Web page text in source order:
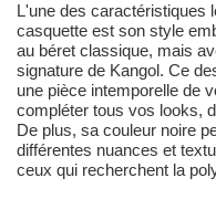
L'une des caractéristiques
casquette est son style
au béret classique, mais
signature de Kangol. Ce
une pièce intemporelle de
compléter tous vos looks,
De plus, sa couleur noire
différentes nuances et
ceux qui recherchent la